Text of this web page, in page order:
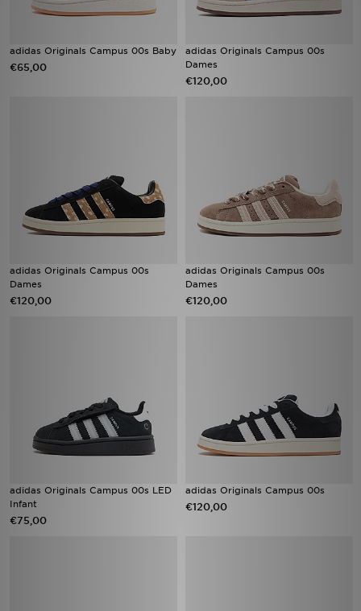
adidas Originals Campus 00s Baby
€65,00
adidas Originals Campus 00s
Dames
€120,00
adidas Originals Campus 00s
Dames
€120,00
adidas Originals Campus 00s
Dames
€120,00
adidas Originals Campus 00s LED
Infant
€75,00
adidas Originals Campus 00s
€120,00